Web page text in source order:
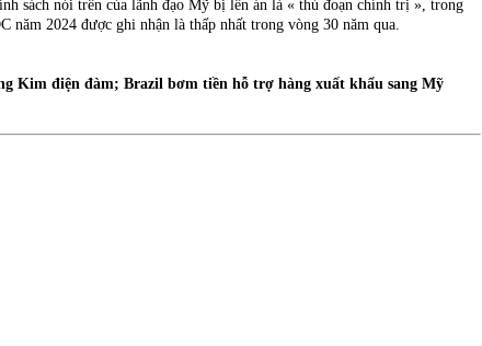
sách nói trên của lãnh đạo Mỹ bị lên án là « thủ đoạn chính trị », trong
năm 2024 được ghi nhận là thấp nhất trong vòng 30 năm qua.
Kim điện đàm; Brazil bơm tiền hỗ trợ hàng xuất khẩu sang Mỹ